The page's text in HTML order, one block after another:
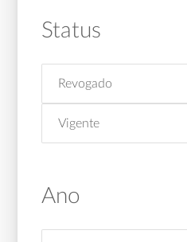
Status
Revogado
Vigente
Ano